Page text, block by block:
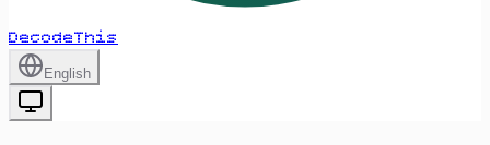
DecodeThis
English